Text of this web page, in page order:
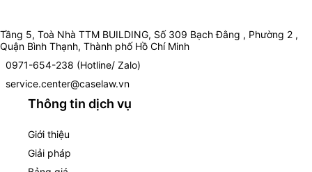
Tầng 5, Toà Nhà TTM BUILDING, Số 309 Bạch Đằng , Phường 2 ,
Quận Bình Thạnh, Thành phố Hồ Chí Minh
0971-654-238 (Hotline/ Zalo)
service.center@caselaw.vn
Thông tin dịch vụ
Giới thiệu
Giải pháp